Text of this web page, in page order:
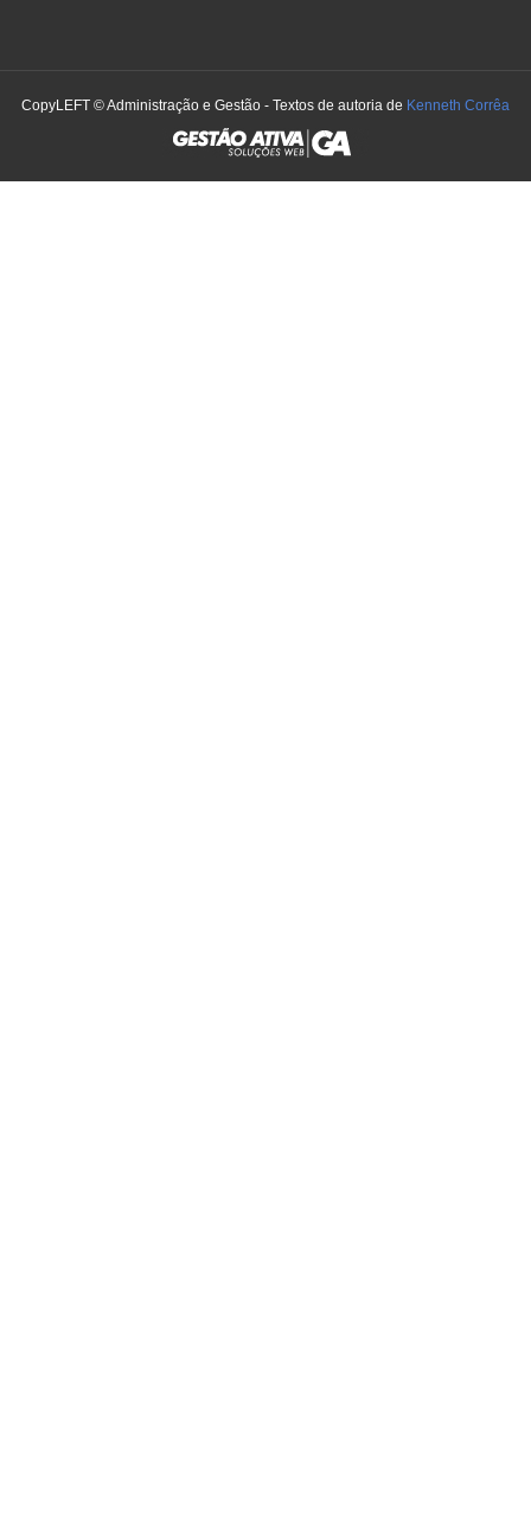
CopyLEFT © Administração e Gestão - Textos de autoria de Kenneth Corrêa